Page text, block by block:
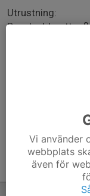
Utrustning:
Benskydd,
Viktigt att man är
kallelser om man
Vi använder
webbplats
även för